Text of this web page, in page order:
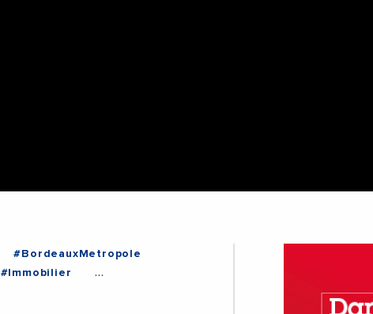
#BordeauxMetropole
#Immobilier